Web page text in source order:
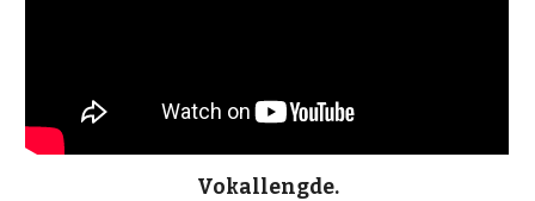
Vokallengde.